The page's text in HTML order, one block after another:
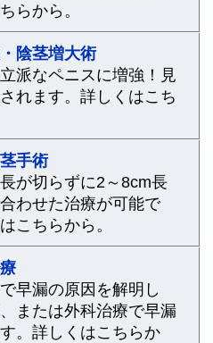
らから。
陰茎増大術
派なペニスに増強！見
れます。詳しくはこち
手術
が切らずに2～8cm長
わせた治療が可能で
こちらから。
早漏の原因を解明し
または外科治療で早漏
。詳しくはこちらか